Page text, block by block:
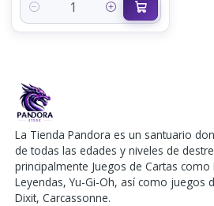
Cantidad
La Tienda Pandora es un santuario
de todas las edades y niveles de
principalmente Juegos de Cartas
Leyendas, Yu-Gi-Oh, así como juegos
Dixit, Carcassonne.